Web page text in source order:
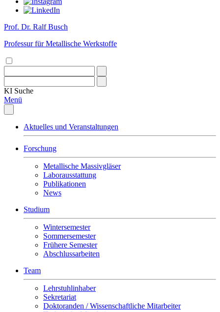
Prof. Dr. Ralf Busch
Professur für Metallische Werkstoffe
KI Suche
Menü
Aktuelles und Veranstaltungen
Forschung
Metallische Massivgläser
Laborausstattung
Publikationen
News
Studium
Wintersemester
Sommersemester
Frühere Semester
Abschlussarbeiten
Team
Lehrstuhlinhaber
Sekretariat
Doktoranden / Wissenschaftliche Mitarbeiter